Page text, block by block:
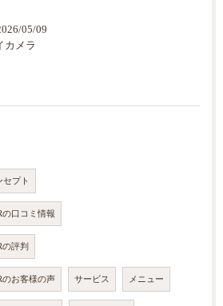
05/09
カメラ
セプト
口コミ情報
評判
のお客様の声 サービス メニュー